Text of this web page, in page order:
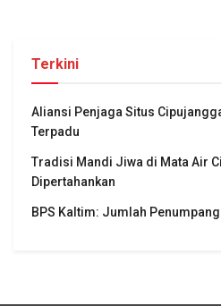
Terkini
Aliansi Penjaga Situs
Terpadu
Tradisi Mandi Jiwa di Mata Air
Dipertahankan
BPS Kaltim: Jumlah